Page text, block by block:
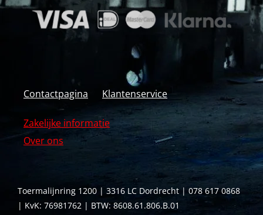
Contactpagina Klantenservice
Zakelijke informatie
Over ons
Toermalijnring 1200 | 3316 LC Dordrecht | 078 617 0868
| KvK: 76981762 | BTW: 8608.61.806.B.01